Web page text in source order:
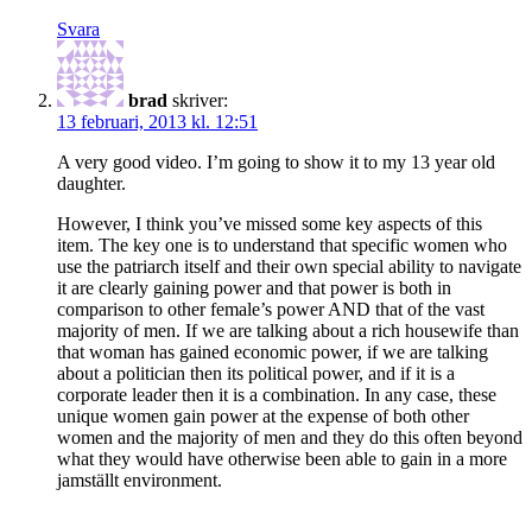
Svara
brad skriver:
13 februari, 2013 kl. 12:51
A very good video. I’m going to show it to my 13 year old
daughter.
However, I think you’ve missed some key aspects of this
item. The key one is to understand that specific women who
use the patriarch itself and their own special ability to navigate
it are clearly gaining power and that power is both in
comparison to other female’s power AND that of the vast
majority of men. If we are talking about a rich housewife than
that woman has gained economic power, if we are talking
about a politician then its political power, and if it is a
corporate leader then it is a combination. In any case, these
unique women gain power at the expense of both other
women and the majority of men and they do this often beyond
what they would have otherwise been able to gain in a more
jamställt environment.